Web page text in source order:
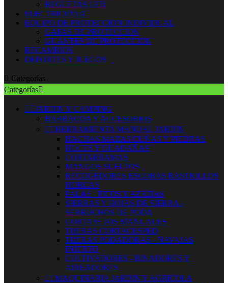
REGLETAS LED
ELECTRICIDAD
EQUIPO DE PROTECCION INDIVIDUAL
GAFAS DE PROTECCION
GUANTES DE PROTECCION
RECAMBIOS
DEPORTES Y JUEGOS
 Categorías
Categorías
 JARDIN Y CAMPING
BARBACOA Y ACCESORIOS
 HERRAMIENTA MANUAL JARDIN
HACHAS MAZAS CUÑAS Y PIEDRAS
HOCES Y GUADAÑAS
CORTARRAMAS
MANGOS SUELTOS
RECOGEDORES ESCOBAS RASTRILLOS
HORCAS
PALAS - PICOS Y AZADAS
SIERRAS Y HOJAS DE SIERRA -
SERRUCHOS DE PODA
CORTASETOS MANUALES
TIJERAS CORTACESPED
TIJERAS PODADORAS - NAVAJAS
INJERTO
CULTIVADORES - BINADORES Y
AIREADORES
 MAQUINARIA JARDIN Y AGRICOLA